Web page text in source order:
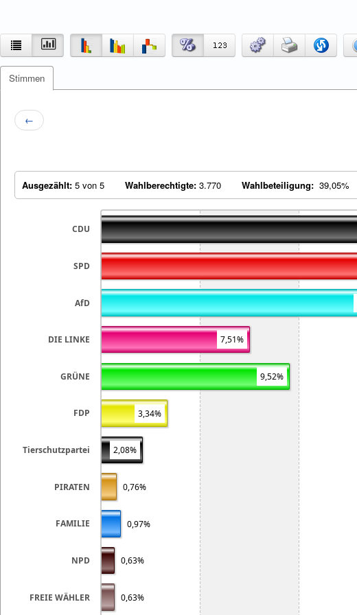
Stimmen
←
Ausgezählt: 5 von 5 Wahlberechtigte: 3.770 Wahlbeteiligung: 39,05%
CDU
SPD
AfD
DIE LINKE
GRÜNE
FDP
Tierschutzpartei
PIRATEN
FAMILIE
NPD
FREIE WÄHLER
7,51%
9,52%
3,34%
2,08%
0,76%
0,97%
0,63%
0,63%